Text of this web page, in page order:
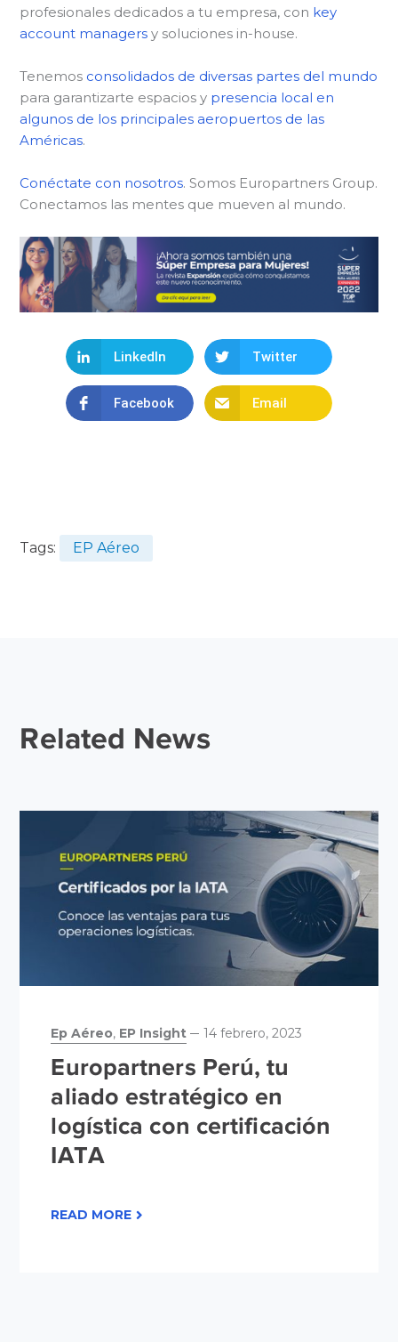
profesionales dedicados a tu empresa, con key
account managers y soluciones in-house.
Tenemos consolidados de diversas partes del mundo
para garantizarte espacios y presencia local en
algunos de los principales aeropuertos de las
Américas.
Conéctate con nosotros. Somos Europartners Group.
Conectamos las mentes que mueven al mundo.
LinkedIn Twitter
Facebook Email
Tags: EP Aéreo
Related News
Ep Aéreo, EP Insight 14 febrero, 2023
Europartners Perú, tu
aliado estratégico en
logística con certificación
IATA
READ MORE